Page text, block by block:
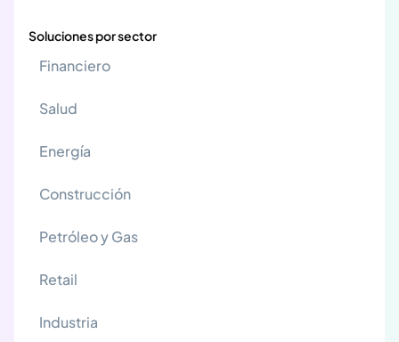
Soluciones por sector
Financiero
Salud
Energía
Construcción
Petróleo y Gas
Retail
Industria